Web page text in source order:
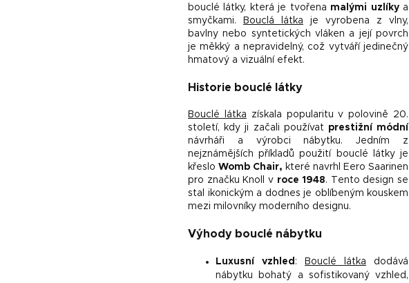
bouclé látky, která je tvořena malými uzlíkya
smyčkami.
Bouclá látka je vyrobena z vlny,
bavlny nebo syntetických vláken a její povrch
je měkký a nepravidelný, což vytváří jedinečný
hmatový a vizuální efekt.
Historie bouclé látky
Bouclé látka získala popularitu v polovině 20.
století, kdy ji začali používat prestižní módní
návrháři a výrobci nábytku. Jedním z
nejznámějších příkladů použití bouclé látky je
křeslo Womb Chair, které navrhl Eero Saarinen
pro značku Knoll v roce 1948. Tento design se
stal ikonickým a dodnes je oblíbeným kouskem
mezi milovníky moderního designu.
Výhody bouclé nábytku
Luxusní vzhled : Bouclé látka dodává
nábytku bohatý a sofistikovaný vzhled,